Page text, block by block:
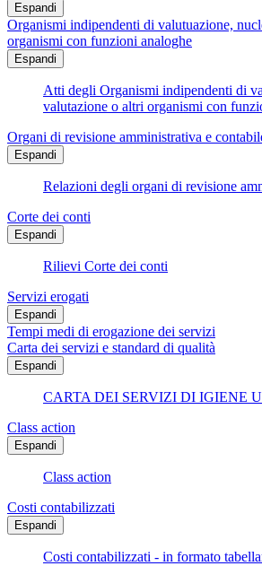
Espandi
Organismi indipendenti di valutuazione,
organismi con funzioni analoghe
Espandi
Atti degli Organismi indipendenti di
valutazione o altri organismi con
Organi di revisione amministrativa e
Espandi
Relazioni degli organi di revisione
Corte dei conti
Espandi
Rilievi Corte dei conti
Servizi erogati
Espandi
Tempi medi di erogazione dei servizi
Carta dei servizi e standard di qualità
Espandi
CARTA DEI SERVIZI DI IGIENE
Class action
Espandi
Class action
Costi contabilizzati
Espandi
Costi contabilizzati - in formato